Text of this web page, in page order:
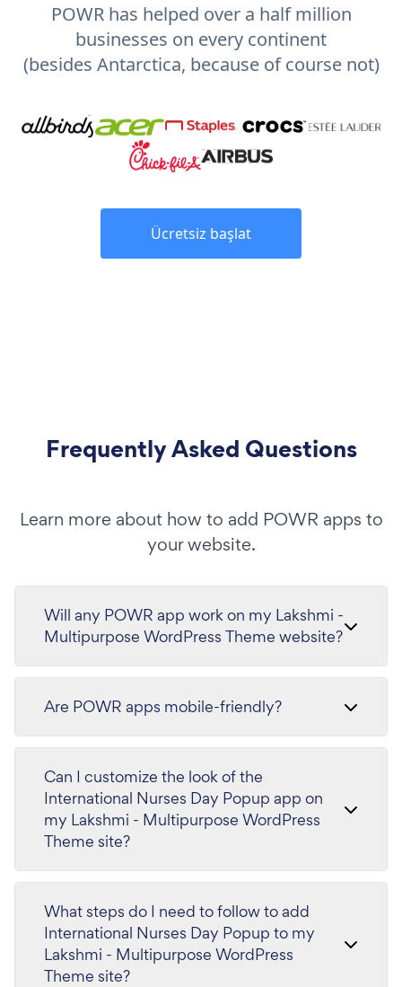
POWR has helped over a half million
businesses on every continent
(besides Antarctica, because of course not)
Ücretsiz başlat
Frequently Asked Questions
Learn more about how to add POWR apps to
your website.
Will any POWR app work on my Lakshmi -
Multipurpose WordPress Theme website?
Are POWR apps mobile-friendly?
Can I customize the look of the
International Nurses Day Popup app on
my Lakshmi - Multipurpose WordPress
Theme site?
What steps do I need to follow to add
International Nurses Day Popup to my
Lakshmi - Multipurpose WordPress
Theme site?